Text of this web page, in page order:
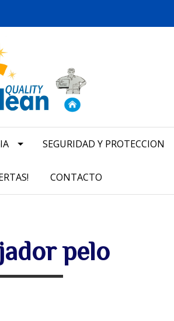
SEGURIDAD Y PROTECCION
CONTACTO
pelo